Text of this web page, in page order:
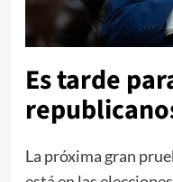
Es tarde
La próxima gran